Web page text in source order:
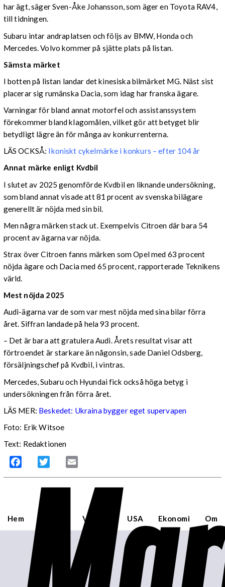
har ägt, säger Sven-Åke Johansson, som äger en Toyota RAV4,
till tidningen.
Subaru intar andraplatsen och följs av BMW, Honda och
Mercedes. Volvo kommer på sjätte plats på listan.
Sämsta märket
I botten på listan landar det kinesiska bilmärket MG. Näst sist
placerar sig rumänska Dacia, som idag har franska ägare.
Varningar för bland annat motorfel och assistanssystem
förekommer bland klagomålen, vilket gör att betyget blir
betydligt lägre än för många av konkurrenterna.
LÄS OCKSÅ: Ikoniskt cykelmärke i konkurs – efter 104 år
Annat märke enligt Kvdbil
I slutet av 2025 genomförde Kvdbil en liknande undersökning,
som bland annat visade att 81 procent av svenska bilägare
generellt är nöjda med sin bil.
Men några märken stack ut. Exempelvis Citroen där bara 54
procent av ägarna var nöjda.
Strax över Citroen fanns märken som Opel med 63 procent
nöjda ägare och Dacia med 65 procent, rapporterade Teknikens
värld.
Mest nöjda 2025
Audi-ägarna var de som var mest nöjda med sina bilar förra
året. Siffran landade på hela 93 procent.
– Det är bara att gratulera Audi. Årets resultat visar att
förtroendet är starkare än någonsin, sade Daniel Odsberg,
försäljningschef på Kvdbil, i vintras.
Mercedes, Subaru och Hyundai fick också höga betyg i
undersökningen från förra året.
LÄS MER: Beskedet: Ukraina bygger eget supervapen
Foto: Erik Witsoe
Text: Redaktionen
Facebook Twitter
Hem Världen USA Ekonomi Om